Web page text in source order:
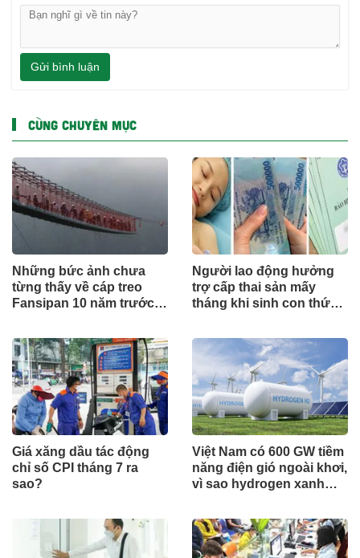
Gửi bình luận
CÙNG CHUYÊN MỤC
Những bức ảnh chưa
từng thấy về cáp treo
Fansipan 10 năm trước:
nhà Đông Dương
Người lao động hưởng
trợ cấp thai sản mấy
tháng khi sinh con thứ
Giá xăng dầu tác động
chỉ số CPI tháng 7 ra
sao?
Việt Nam có 600 GW tiềm
năng điện gió ngoài khơi,
vì sao hydrogen xanh